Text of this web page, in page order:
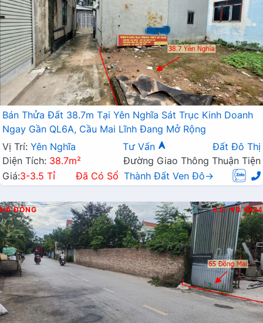
Bán Thửa Đất 38.7m Tại Yên Nghĩa Sát Trục Kinh Doanh
Ngay Gần QL6A, Cầu Mai Lĩnh Đang Mở Rộng
Vị Trí: Yên Nghĩa Tư Vấn
Đất Đô Thị
Diện Tích: 38.7m²
Đường Giao Thông Thuận Tiện
Giá:3-3.5 Tỉ Đã Có Sổ Thành Đất Ven Đô→
HÀ ĐÔNG K.D B 84